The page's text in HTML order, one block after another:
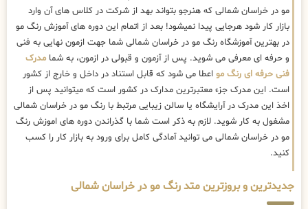
مو در خراسان شمالی که هنرجو بتواند بهد از شرکت در کلاس های آن وارد
بازار کار شود هرجایی پیدا نمیشود! بعد از اتمام این دوره های آموزش رنگ مو
در بهترین آموزشگاه رنگ مو در خراسان شمالی شما جهت ازمون نهایی به فنی
و حرفه ای معرفی می شوید. پس از آزمون و قبولی در ازمون، به شما مدرک
فنی حرفه ای رنگ مو اعطا می شود که قابل استناد در داخل و خارج از کشور
است. این مدرک جزء معتبرترین مدارک در کشور است که میتوانید پس از
اخذ این مدرک در آرایشگاه یا سالن زیبایی مرتبط با رنگ مو در خراسان شمالی
مشغول به کار شوید. لازم به ذکر است شما با گذراندن دوره های اموزش رنگ
مو در خراسان شمالی می توانید آمادگی کامل برای ورود به بازار کار را کسب
کنید.
جدیدترین و بروزترین متد رنگ مو در خراسان شمالی